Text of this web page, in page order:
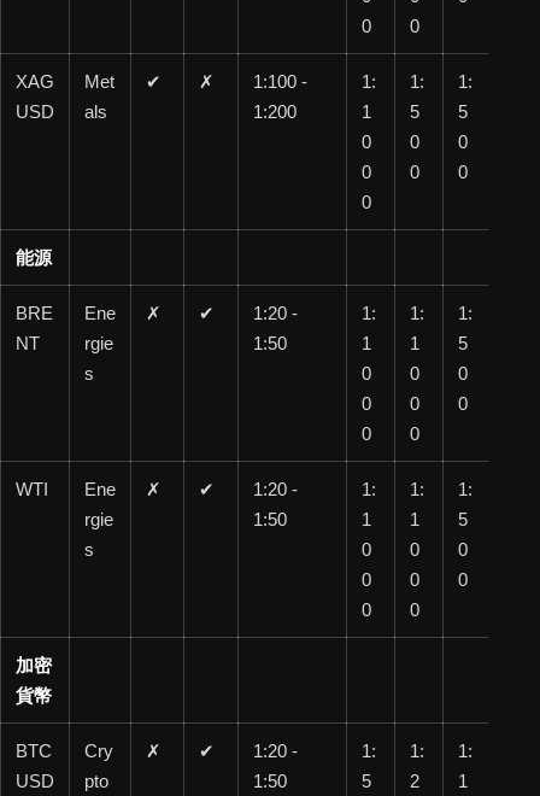
0
0
XAG
USD
Met
als
✔ ✗
1:100 -
1:200
1:
1
0
0
0
1:
5
0
0
1:
5
0
0
能源
BRE
NT
Ene
rgie
s
✗ ✔
1:20 -
1:50
1:
1
0
0
0
1:
1
0
0
0
1:
5
0
0
WTI
Ene
rgie
s
✗ ✔
1:20 -
1:50
1:
1
0
0
0
1:
1
0
0
0
1:
5
0
0
加密
貨幣
BTC
USD
Cry
pto
✗ ✔
1:20 -
1:50
1:
5
1:
2
1:
1